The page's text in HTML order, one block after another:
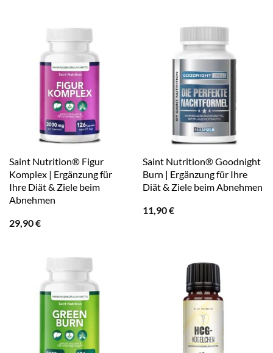
Saint Nutrition® Figur
Komplex | Ergänzung für
Ihre Diät & Ziele beim
Abnehmen
29,90€
Saint Nutrition® Goodnight
Burn | Ergänzung für Ihre
Diät & Ziele beim Abnehmen
11,90€